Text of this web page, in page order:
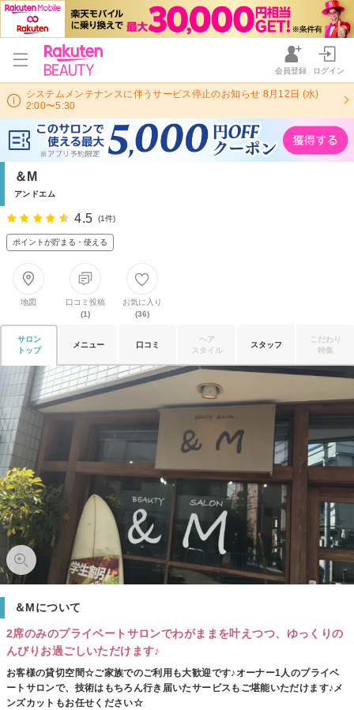
会員登録 ログイン
システムメンテナンスに伴うサービス停止のお知らせ 8月12日 (水)
2:00〜5:30
＆M
アンドエム
4.5 (1件)
ポイントが貯まる・使える
地図
口コミ投稿
(1)
お気に入り
(36)
サロン
トップ
メニュー 口コミ
ヘア
スタイル
スタッフ
こだわり
特集
＆Mについて
2席のみのプライベートサロンでわがままを叶えつつ、ゆっくりの
んびりお過ごしいただけます♪
お客様の貸切空間☆ご家族でのご利用も大歓迎です♪オーナー1人のプライベ
ートサロンで、技術はもちろん行き届いたサービスもご堪能いただけます♪メ
ンズカットもお任せください☆